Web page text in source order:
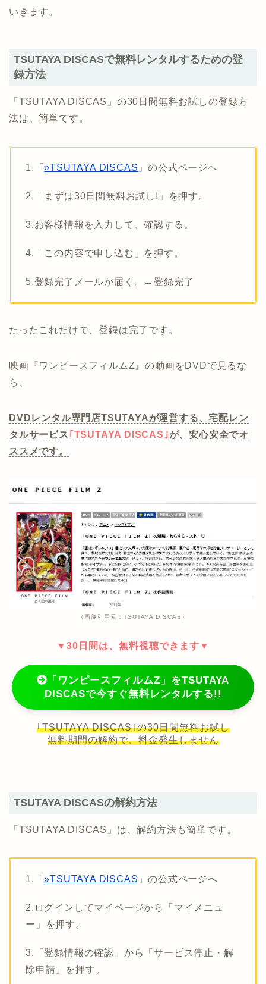
いきます。
TSUTAYA DISCASで無料レンタルするための登
録方法
「TSUTAYA DISCAS」の30日間無料お試しの登録方
法は、簡単です。
1.「»TSUTAYA DISCAS 」の公式ページへ
2.「まずは30日間無料お試し!」を押す。
3.お客様情報を入力して、確認する。
4.「この内容で申し込む」を押す。
5.登録完了メールが届く。←登録完了
たったこれだけで、登録は完了です。
映画『ワンピースフィルムZ』の動画をDVDで見るな
ら、
DVDレンタル専門店TSUTAYAが運営する、宅配レン
タルサービス ｢TSUTAYA DISCAS｣ が、安心安全でオ
ススメです。
（画像引用元：TSUTAYA DISCAS）
▼30日間は、無料視聴できます▼
「ワンピースフィルムZ」をTSUTAYA
DISCASで今すぐ無料レンタルする!!
｢TSUTAYA DISCAS｣の30日間無料お試し
無料期間の解約で、料金発生しません
TSUTAYA DISCASの解約方法
「TSUTAYA DISCAS」は、解約方法も簡単です。
1.「»TSUTAYA DISCAS 」の公式ページへ
2.ログインしてマイページから「マイメニュ
ー」を押す。
3.「登録情報の確認」から「サービス停止・解
除申請」を押す。